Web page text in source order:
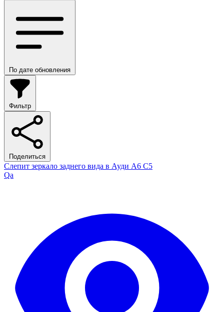
По дате обновления
Фильтр
Поделиться
Слепит зеркало заднего вида в Ауди А6 С5
Qa